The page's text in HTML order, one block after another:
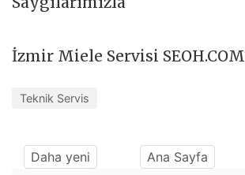
İzmir Miele Servisi
Teknik Servis
Daha yeni Ana Sayfa